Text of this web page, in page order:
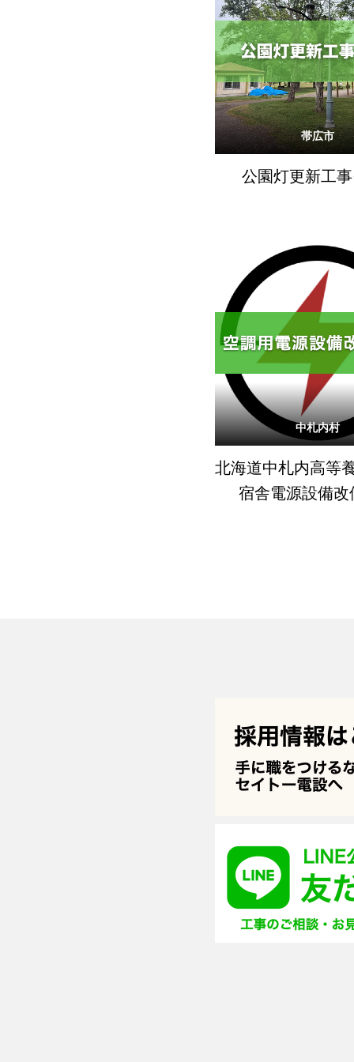
帯広市
公園灯更新工
中札内村
北海道中札内高等
宿舎電源設備改